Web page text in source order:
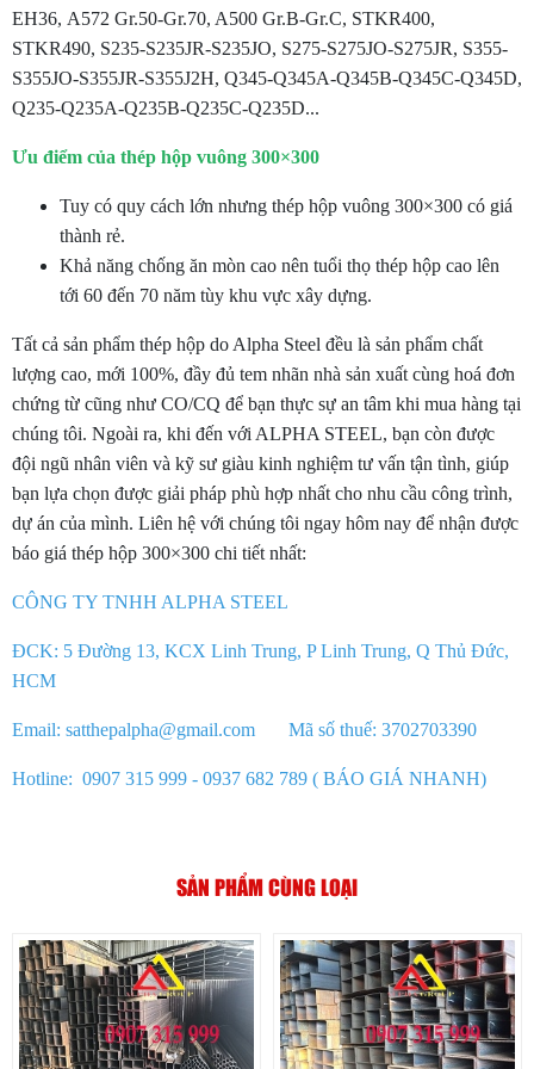
EH36, A572 Gr.50-Gr.70, A500 Gr.B-Gr.C, STKR400,
STKR490, S235-S235JR-S235JO, S275-S275JO-S275JR, S355-
S355JO-S355JR-S355J2H, Q345-Q345A-Q345B-Q345C-Q345D,
Q235-Q235A-Q235B-Q235C-Q235D...
Ưu điểm của thép hộp vuông 300×300
Tuy có quy cách lớn nhưng thép hộp vuông 300×300 có giá
thành rẻ.
Khả năng chống ăn mòn cao nên tuổi thọ thép hộp cao lên
tới 60 đến 70 năm tùy khu vực xây dựng.
Tất cả sản phẩm thép hộp do Alpha Steel đều là sản phẩm chất
lượng cao, mới 100%, đầy đủ tem nhãn nhà sản xuất cùng hoá đơn
chứng từ cũng như CO/CQ để bạn thực sự an tâm khi mua hàng tại
chúng tôi. Ngoài ra, khi đến với ALPHA STEEL, bạn còn được
đội ngũ nhân viên và kỹ sư giàu kinh nghiệm tư vấn tận tình, giúp
bạn lựa chọn được giải pháp phù hợp nhất cho nhu cầu công trình,
dự án của mình. Liên hệ với chúng tôi ngay hôm nay để nhận được
báo giá thép hộp 300×300 chi tiết nhất:
CÔNG TY TNHH ALPHA STEEL
ĐCK: 5 Đường 13, KCX Linh Trung, P Linh Trung, Q Thủ Đức,
HCM
Email: satthepalpha@gmail.com Mã số thuế: 3702703390
Hotline: 0907 315 999 - 0937 682 789 ( BÁO GIÁ NHANH)
SẢN PHẨM CÙNG LOẠI